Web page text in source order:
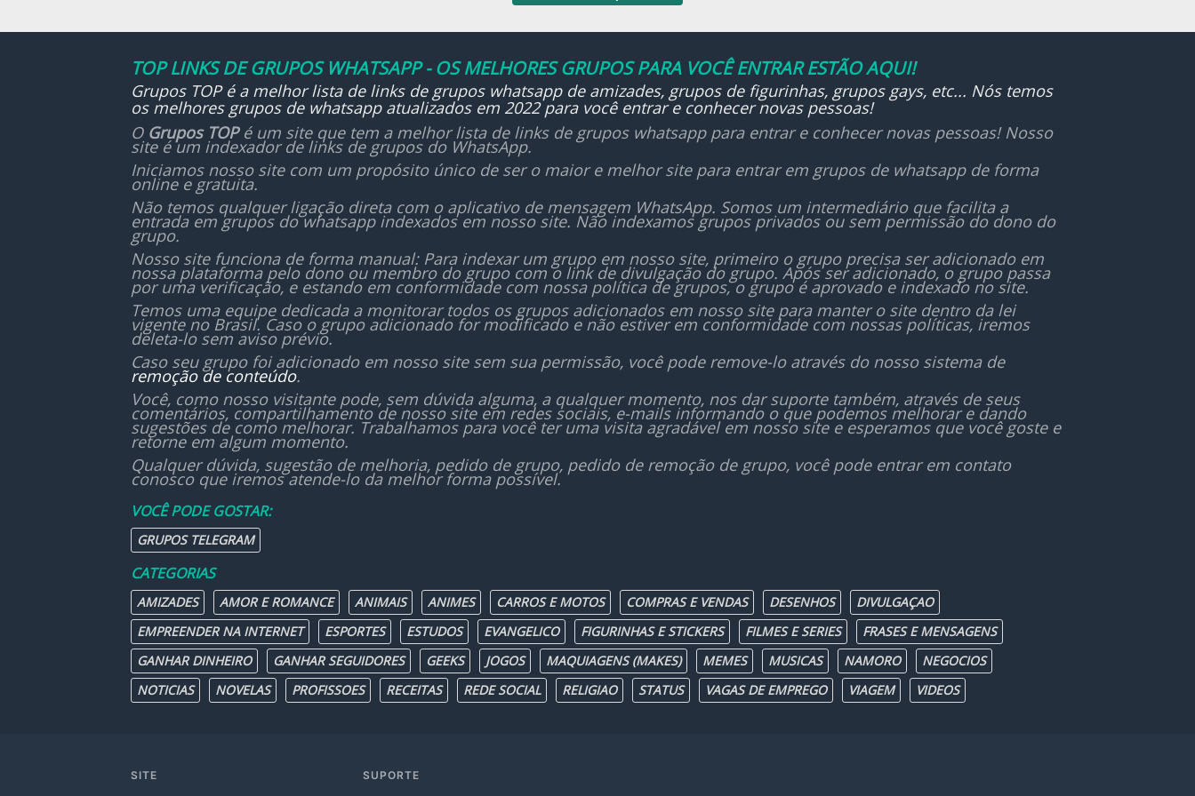
📊 Consultoria/Administração:
planejamento estratégico,
etc.
TOP LINKS DE GRUPOS WHATSAPP - OS MELHORES GRUPOS PARA VOCÊ ENTRAR ESTÃO AQUI!
Grupos TOP é a melhor lista de links de grupos whatsapp de amizades, grupos de figurinhas, grupos gays, etc... Nós temos
os melhores grupos de whatsapp atualizados em 2022 para você entrar e conhecer novas pessoas!
O Grupos TOPé um site que tem a melhor lista de links de grupos whatsapp para entrar e conhecer novas pessoas! Nosso
site é um indexador de links de grupos do WhatsApp.
Iniciamos nosso site com um propósito único de ser o maior e melhor site para entrar em grupos de whatsapp de forma
online e gratuita.
Não temos qualquer ligação direta com o aplicativo de mensagem WhatsApp. Somos um intermediário que facilita a
entrada em grupos do whatsapp indexados em nosso site. Não indexamos grupos privados ou sem permissão do dono do
grupo.
Nosso site funciona de forma manual: Para indexar um grupo em nosso site, primeiro o grupo precisa ser adicionado em
nossa plataforma pelo dono ou membro do grupo com o link de divulgação do grupo. Após ser adicionado, o grupo passa
por uma verificação, e estando em conformidade com nossa política de grupos, o grupo é aprovado e indexado no site.
Temos uma equipe dedicada a monitorar todos os grupos adicionados em nosso site para manter o site dentro da lei
vigente no Brasil. Caso o grupo adicionado for modificado e não estiver em conformidade com nossas políticas, iremos
deleta-lo sem aviso prévio.
Caso seu grupo foi adicionado em nosso site sem sua permissão, você pode remove-lo através do nosso sistema de
remoção de conteúdo.
Você, como nosso visitante pode, sem dúvida alguma, a qualquer momento, nos dar suporte também, através de seus
comentários, compartilhamento de nosso site em redes sociais, e-mails informando o que podemos melhorar e dando
sugestões de como melhorar. Trabalhamos para você ter uma visita agradável em nosso site e esperamos que você goste e
retorne em algum momento.
Qualquer dúvida, sugestão de melhoria, pedido de grupo, pedido de remoção de grupo, você pode entrar em contato
conosco que iremos atende-lo da melhor forma possível.
VOCÊ PODE GOSTAR:
GRUPOS TELEGRAM
CATEGORIAS
AMIZADES AMOR E ROMANCE ANIMAIS ANIMES CARROS E MOTOS COMPRAS E VENDAS DESENHOS
DIVULGAÇAO
EMPREENDER NA INTERNET
ESPORTES ESTUDOS EVANGELICO FIGURINHAS E STICKERS FILMES E SERIES
FRASES E MENSAGENS
GANHAR DINHEIRO
GANHAR SEGUIDORES GEEKS JOGOS MAQUIAGENS (MAKES) MEMES MUSICAS NAMORO
NEGOCIOS
NOTICIAS
NOVELAS PROFISSOES RECEITAS REDE SOCIAL RELIGIAO STATUS VAGAS DE EMPREGO VIAGEM VIDEOS
SITE SUPORTE